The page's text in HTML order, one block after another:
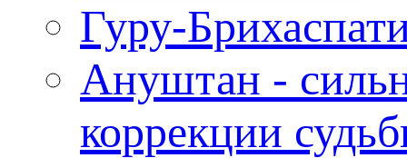
Гуру-
Ануштан -
коррекции